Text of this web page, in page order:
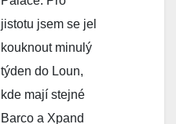
jistotu jsem se jel
kouknout minulý
týden do Loun,
kde mají stejné
Barco a Xpand